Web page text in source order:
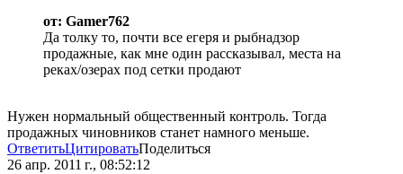
от: Gamer762
Да толку то, почти все егеря и рыбнадзор
продажные, как мне один рассказывал, места на
реках/озерах под сетки продают
Нужен нормальный общественный контроль. Тогда
продажных чиновников станет намного меньше.
ОтветитьЦитироватьПоделиться
26 апр. 2011 г., 08:52:12